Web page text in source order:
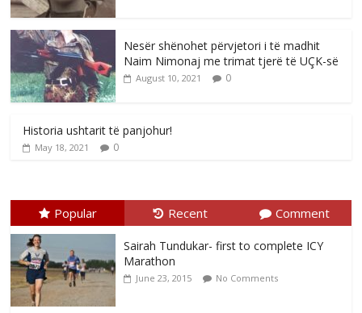
Nesër shënohet përvjetori i të madhit
Naim Nimonaj me trimat tjerë të UÇK-së
August 10, 2021 0
Historia ushtarit të panjohur!
May 18, 2021 0
Popular Recent Comment
Sairah Tundukar- first to complete ICY
Marathon
June 23, 2015 No Comments